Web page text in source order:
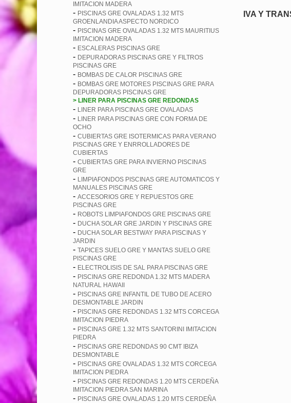
IMITACION MADERA
- PISCINAS GRE OVALADAS 1.32 MTS
GROENLANDIA ASPECTO NORDICO
- PISCINAS GRE OVALADAS 1.32 MTS MAURITIUS
IMITACION MADERA
- ESCALERAS PISCINAS GRE
- DEPURADORAS PISCINAS GRE Y FILTROS
PISCINAS GRE
- BOMBAS DE CALOR PISCINAS GRE
- BOMBAS GRE MOTORES PISCINAS GRE PARA
DEPURADORAS PISCINAS GRE
> LINER PARA PISCINAS GRE REDONDAS
- LINER PARA PISCINAS GRE OVALADAS
- LINER PARA PISCINAS GRE CON FORMA DE
OCHO
- CUBIERTAS GRE ISOTERMICAS PARA VERANO
PISCINAS GRE Y ENRROLLADORES DE
CUBIERTAS
- CUBIERTAS GRE PARA INVIERNO PISCINAS
GRE
- LIMPIAFONDOS PISCINAS GRE AUTOMATICOS Y
MANUALES PISCINAS GRE
- ACCESORIOS GRE Y REPUESTOS GRE
PISCINAS GRE
- ROBOTS LIMPIAFONDOS GRE PISCINAS GRE
- DUCHA SOLAR GRE JARDIN Y PISCINAS GRE
- DUCHA SOLAR BESTWAY PARA PISCINAS Y
JARDIN
- TAPICES SUELO GRE Y MANTAS SUELO GRE
PISCINAS GRE
- ELECTROLISIS DE SAL PARA PISCINAS GRE
- PISCINAS GRE REDONDA 1.32 MTS MADERA
NATURAL HAWAII
- PISCINAS GRE INFANTIL DE TUBO DE ACERO
DESMONTABLE JARDIN
- PISCINAS GRE REDONDAS 1.32 MTS CORCEGA
IMITACION PIEDRA
- PISCINAS GRE 1.32 MTS SANTORINI IMITACION
PIEDRA
- PISCINAS GRE REDONDAS 90 CMT IBIZA
DESMONTABLE
- PISCINAS GRE OVALADAS 1.32 MTS CORCEGA
IMITACION PIEDRA
- PISCINAS GRE REDONDAS 1.20 MTS CERDEÑA
IMITACION PIEDRA SAN MARINA
- PISCINAS GRE OVALADAS 1.20 MTS CERDEÑA
IVA Y